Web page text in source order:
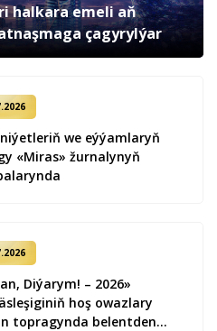
halkara emeli aň
çagyrylýar
we eýýamlaryň
«Miras» žurnalynyň
Diýarym! – 2026»
hoş owazlary
topragynda belentden